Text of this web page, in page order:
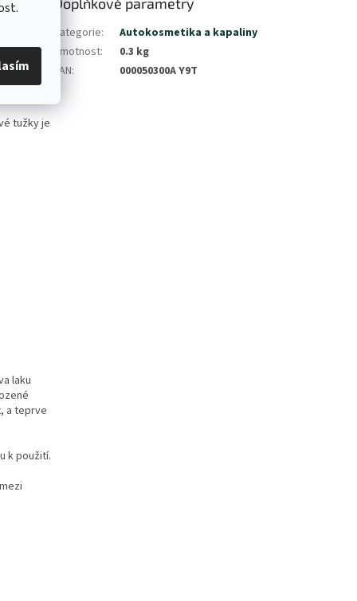
této
na
tužky je
laku
a teprve
k použití.
Kategorie:
Autokosmetika a kapaliny
Hmotnost:
0.3 kg
EAN: 000050300A Y9T